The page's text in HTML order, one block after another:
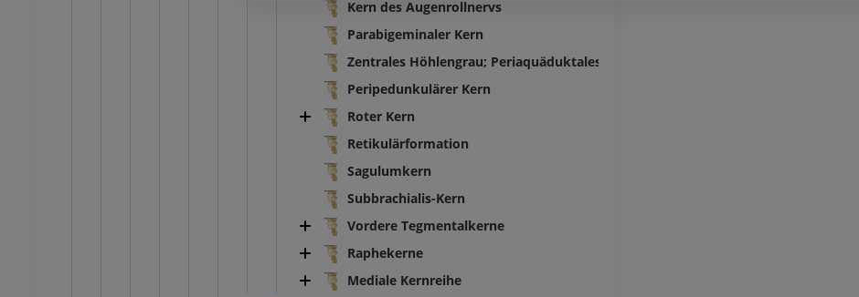
Kern des Augenrollnervs
Parabigeminaler Kern
Zentrales Höhlengrau; Periaquäduktales Grau
Peripedunkulärer Kern
Roter Kern
Retikulärformation
Sagulumkern
Subbrachialis-Kern
Vordere Tegmentalkerne
Raphekerne
Mediale Kernreihe
Visible Human Project
Fotografie